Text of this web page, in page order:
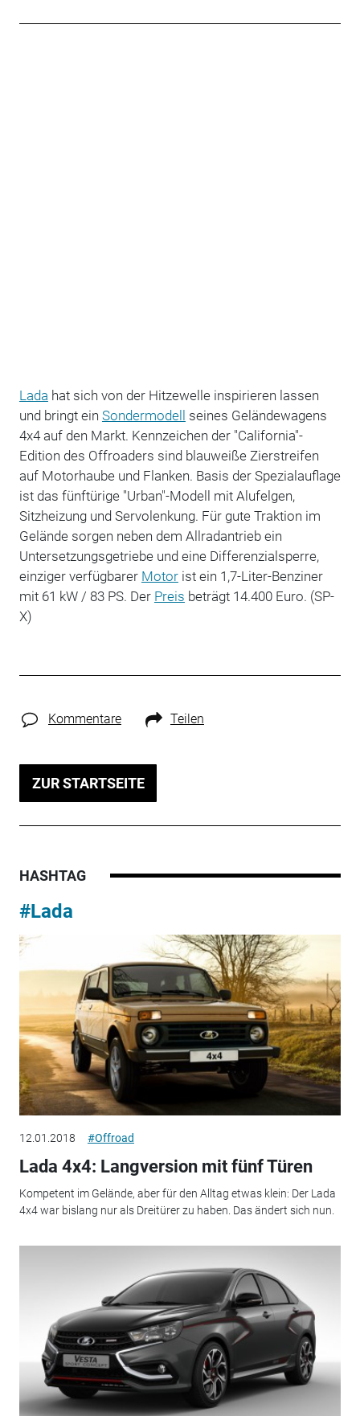
Lada hat sich von der Hitzewelle inspirieren lassen
und bringt ein Sondermodell seines Geländewagens
4x4 auf den Markt. Kennzeichen der "California"-
Edition des Offroaders sind blauweiße Zierstreifen
auf Motorhaube und Flanken. Basis der Spezialauflage
ist das fünftürige "Urban"-Modell mit Alufelgen,
Sitzheizung und Servolenkung. Für gute Traktion im
Gelände sorgen neben dem Allradantrieb ein
Untersetzungsgetriebe und eine Differenzialsperre,
einziger verfügbarer Motorist ein 1,7-Liter-Benziner
mit 61 kW / 83 PS. Der Preis beträgt 14.400 Euro. (SP-
X)
Kommentare Teilen
ZUR STARTSEITE
HASHTAG
#Lada
12.01.2018 #Offroad
Lada 4x4: Langversion mit fünf Türen
Kompetent im Gelände, aber für den Alltag etwas klein: Der Lada
4x4 war bislang nur als Dreitürer zu haben. Das ändert sich nun.